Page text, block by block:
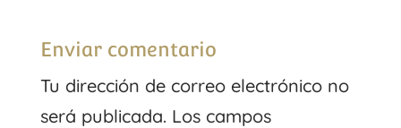
Enviar comentario
Tu dirección de correo electrónico no
será publicada. Los campos